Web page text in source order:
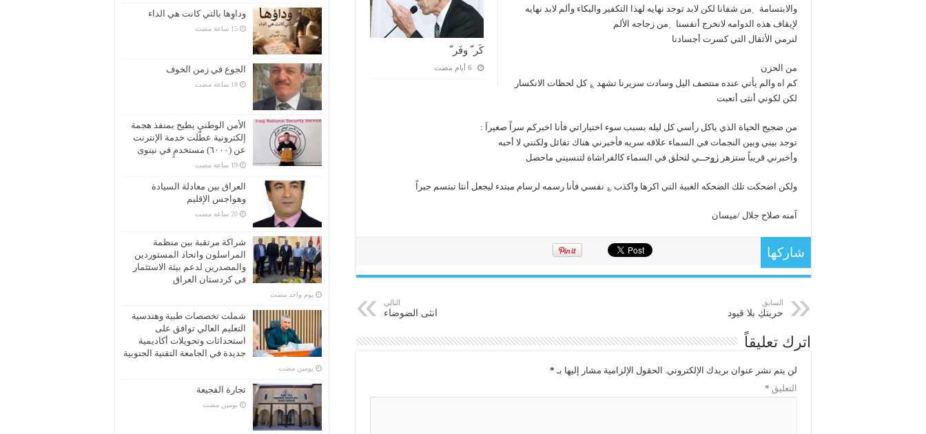
كَر ّ وفَر ّ
والابتسامة ﮼من شفانا لكن لابد توجد نهايه لهذا التكفير والبكاء وألم لابد نهايه
لإيقاف هذه الدوامه لانخرج أنفسنا ﮼من زجاجه الألم
لنرمي الأثقال التي كسرت أجسادنا
من الحزن
كم اه والم يأتي عنده منتصف اليل وسادت سريرنا تشهد ؏ كل لحظات الانكسار
لكن لكوني أنثى أتعبت
من ضجيج الحياة الذي ياكل رأسي كل ليله بسبب سوء اختياراتي فأنا اخبركم سراً صغيراَ :
توجد بيني وبين النجمات في السماء علاقه سريه فأخبرني هناك تفائل ولكنني لا أحبه
وأخبرني قريباً ستزهر رٰ͜وحــي لتحلق في السماء كالفراشاة لتنسيني ماحصل
ولكن اضحكت تلك الضحكه الغبية التي اكرها واكذب ؏ نفسي فأنا رسمه لرسام مبتدء ليجعل أنثا تبتسم جبراً
آمنه صلاح جلال /ميسان
شاركها
السابق
حريتكِ بلا قيود
التالي
انثى الضوضاء
اترك تعليقاً
لن يتم نشر عنوان بريدك الإلكتروني. الحقول الإلزامية مشار إليها بـ *
التعليق *
وداوِها بالتي كانت هي الداء
الجوع في زمن الخوف
الأمن الوطني يطيح بمنفذ هجمة
إلكترونية عطّلت خدمة الإنترنت
عن (٦٠٠٠) مستخدمٍ في نينوى
العراق بين معادلة السيادة
وهواجس الإقليم
شراكة مرتقبة بين منظمة
المراسلون واتحاد المستوردين
والمصدرين لدعم بيئة الاستثمار
في كردستان العراق
‏يوم واحد مضت
شملت تخصصات طبية وهندسية
التعليم العالي توافق على
استحداثات وتحويلات أكاديمية
جديدة في الجامعة التقنية الجنوبية
‏يومين مضت
تجارة الفجيعة
‏يومين مضت